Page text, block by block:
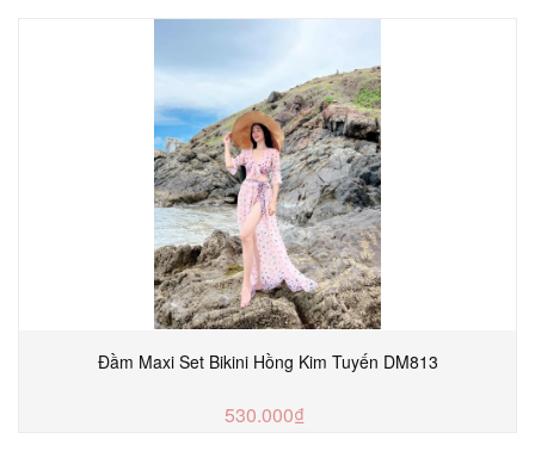
Đầm Maxi Set Bikini Hồng Kim Tuyến DM813
530.000₫